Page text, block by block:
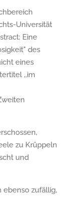
Universität
Eine
des
eines
,,im
zu Krüppeln
und
ebenso zufällig,